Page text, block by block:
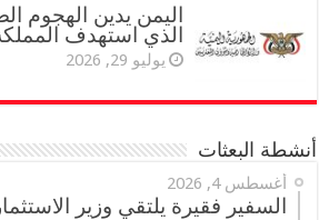
اليمن يدين الهجوم
الذي استهدف المملكة
يوليو 29, 2026
أنشطة البعثات
أغسطس 4, 2026
السفير فقيرة يلتقي وزير